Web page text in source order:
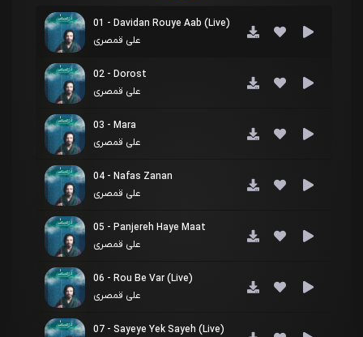
01 - Davidan Rouye Aab (Live)
علی قمصری
02 - Dorost
علی قمصری
03 - Mara
علی قمصری
04 - Nafas Zanan
علی قمصری
05 - Panjereh Haye Maat
علی قمصری
06 - Rou Be Var (Live)
علی قمصری
07 - Sayeye Yek Sayeh (Live)